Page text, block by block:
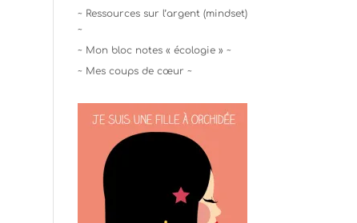
~ Ressources sur l’argent (mindset)
~
~ Mon bloc notes « écologie » ~
~ Mes coups de cœur ~